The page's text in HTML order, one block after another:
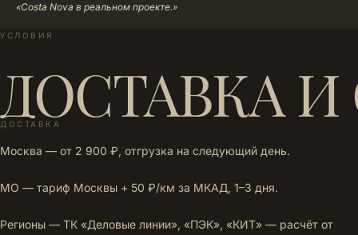
«Costa Nova в реальном проекте.»
УСЛОВИЯ
ДОСТАВКА
ДОСТАВКА
Москва — от 2 900 ₽, отгрузка на следующий день.
МО — тариф Москвы + 50 ₽/км за МКАД, 1–3 дня.
Регионы — ТК «Деловые линии», «ПЭК», «КИТ» — расчёт от